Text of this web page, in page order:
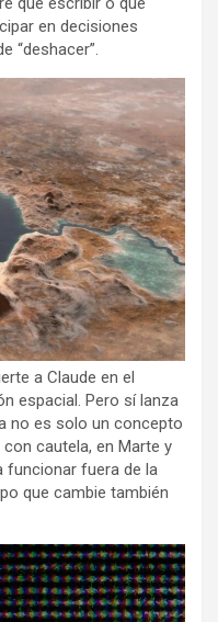
en decisiones
“deshacer”.
a Claude en el
espacial. Pero sí lanza
no es solo un concepto
cautela, en Marte y
funcionar fuera de la
que cambie también